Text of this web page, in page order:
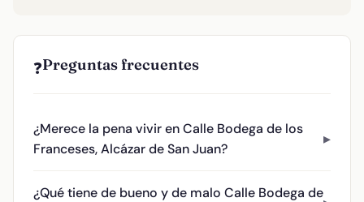
❓Preguntas frecuentes
¿Merece la pena vivir en Calle Bodega de los
Franceses, Alcázar de San Juan?
¿Qué tiene de bueno y de malo Calle Bodega de